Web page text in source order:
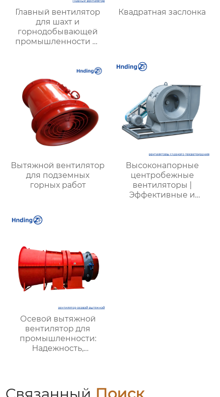
Главный вентилятор
для шахт и
горнодобывающей
промышленности —
надежность
Квадратная заслонка
Вытяжной вентилятор
для подземных
горных работ
Высоконапорные
центробежные
вентиляторы |
Эффективные и
Осевой вытяжной
вентилятор для
промышленности:
Надежность,